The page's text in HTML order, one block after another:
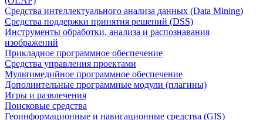
Средства интеллектуального анализа данных (Data Mining)
Средства поддержки принятия решений (DSS)
Инструменты обработки, анализа и распознавания
изображений
Прикладное программное обеспечение
Средства управления проектами
Мультимедийное программное обеспечение
Дополнительные программные модули (плагины)
Игры и развлечения
Поисковые средства
Геоинформационные и навигационные средства (GIS)